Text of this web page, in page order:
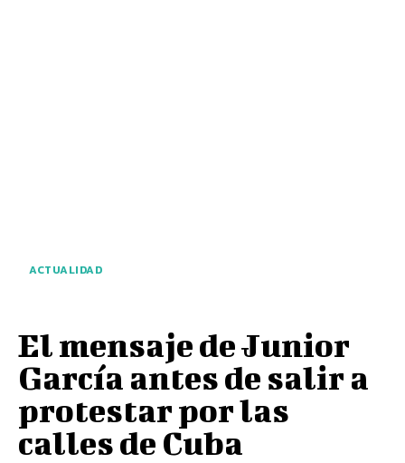
ACTUALIDAD
El mensaje de Junior
García antes de salir a
protestar por las
calles de Cuba